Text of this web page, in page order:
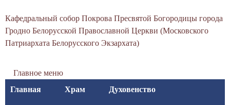
основному
в
я
о
Кафедральный собор Покрова Пресвятой Богородицы города
Гродно Белорусской Православной Церкви (Московского
Патриархата Белорусского Экзархата)
Главное меню
Главная
Храм Духовенство